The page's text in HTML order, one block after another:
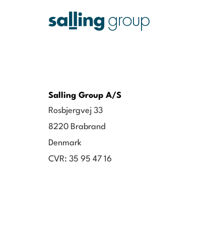
Salling Group A/S
Rosbjergvej 33
8220 Brabrand
Denmark
CVR: 35 95 47 16